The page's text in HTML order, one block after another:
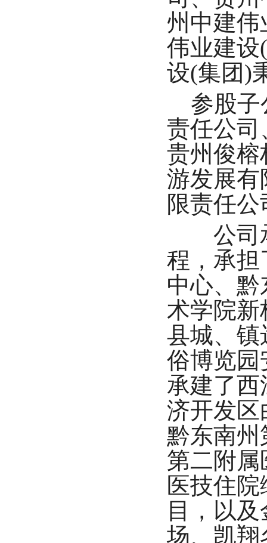
州中建
伟业建设
设(集团)
参股子
责任公司
贵州俊榕
游发展有
限责任公
公司承
程，承担
中心、
术学院新
县城、镇
俗博览园
承建了西
济开发区
黔东南州
第二附
医技住
目，以
场、凯翔